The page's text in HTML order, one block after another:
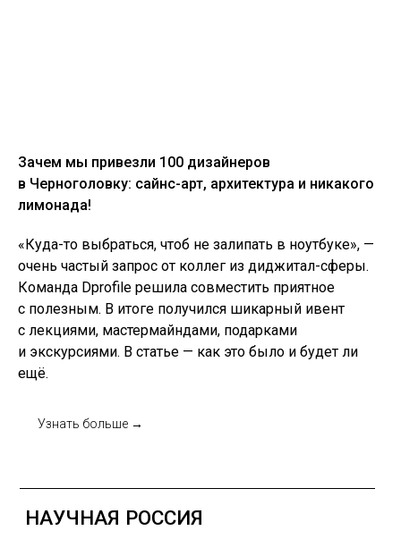
Зачем мы привезли 100 дизайнеров
в Черноголовку: сайнс-арт, архитектура и никакого
лимонада!
«Куда-то выбраться, чтоб не залипать в ноутбуке», —
очень частый запрос от коллег из диджитал-сферы.
Команда Dprofile решила совместить приятное
с полезным. В итоге получился шикарный ивент
с лекциями, мастермайндами, подарками
и экскурсиями. В статье — как это было и будет ли
ещё.
Узнать больше →